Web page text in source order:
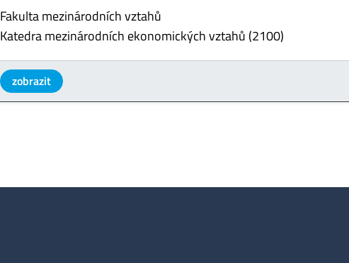
Fakulta mezinárodních vztahů
Katedra mezinárodních ekonomických vztahů (2100)
zobrazit